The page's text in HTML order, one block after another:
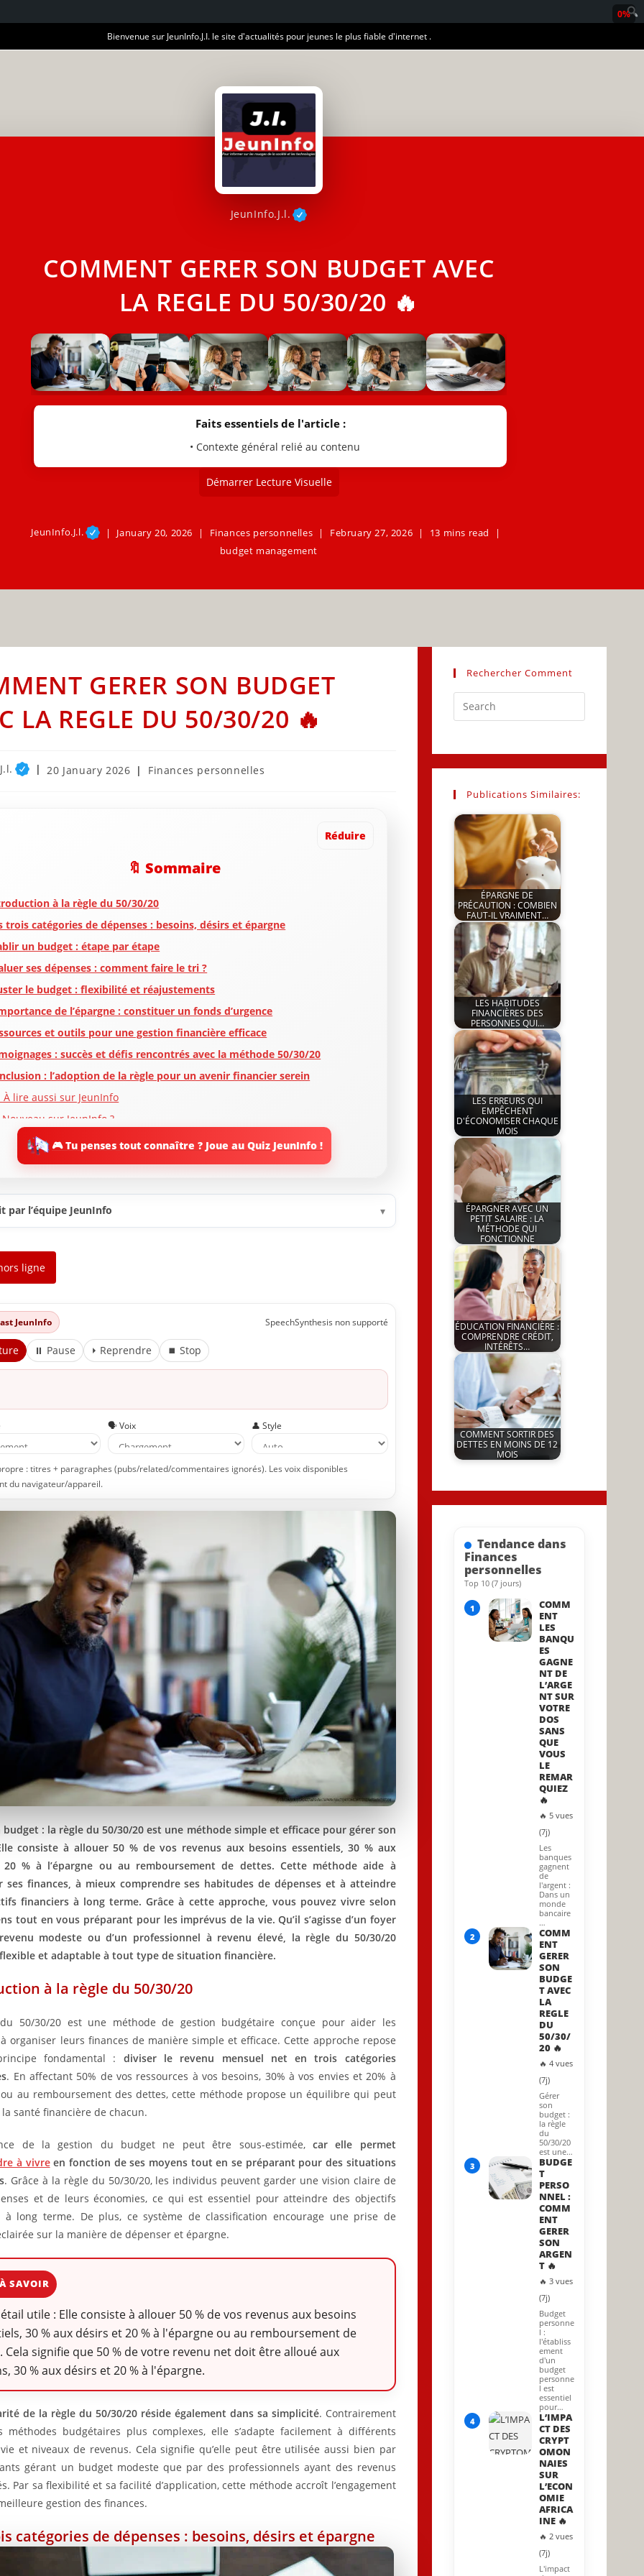
Bienvenue sur JeunInfo.J.I. le site d'actualités pour jeunes le plus fiable d'internet .
JeunInfo.J.l.
COMMENT GERER SON BUDGET AVEC
LA REGLE DU 50/30/20 🔥
Faits essentiels de l'article :
• Contexte général relié au contenu
Démarrer Lecture Visuelle
JeunInfo.J.l. January 20, 2026 Finances personnelles February 27, 2026
13 mins read
budget management
GERER SON BUDGET
LA REGLE DU 50/30/20 🔥
Post
20 January 2026
Post
Finances personnelles
Réduire
🔖 Sommaire
à la règle du 50/30/20
trois catégories de dépenses : besoins, désirs et épargne
un budget : étape par étape
ses dépenses : comment faire le tri ?
le budget : flexibilité et réajustements
de l’épargne : constituer un fonds d’urgence
et outils pour une gestion financière efficace
: succès et défis rencontrés avec la méthode 50/30/20
: l’adoption de la règle pour un avenir financier serein
À lire aussi sur JeunInfo
Nouveau sur JeunInfo ?
recommandés
l'amour
🎮 Tu penses tout connaître ? Joue au Quiz JeunInfo !
par l’équipe JeunInfo ▾
ligne
JeunInfo SpeechSynthesis non supporté
⏸ Pause ⏵ Reprendre ⏹ Stop
🗣️ Voix 👤 Style
: titres + paragraphes (pubs/related/commentaires ignorés). Les voix disponibles
du navigateur/appareil.
budget : la règle du 50/30/20 est une méthode simple et efficace pour gérer son
consiste à allouer 50 % de vos revenus aux besoins essentiels, 30 % aux
% à l’épargne ou au remboursement de dettes. Cette méthode aide à
ses finances, à mieux comprendre ses habitudes de dépenses et à atteindre
financiers à long terme. Grâce à cette approche, vous pouvez vivre selon
tout en vous préparant pour les imprévus de la vie. Qu’il s’agisse d’un foyer
modeste ou d’un professionnel à revenu élevé, la règle du 50/30/20
et adaptable à tout type de situation financière.
à la règle du 50/30/20
50/30/20 est une méthode de gestion budgétaire conçue pour aider les
organiser leurs finances de manière simple et efficace. Cette approche repose
fondamental : diviser le revenu mensuel net en trois catégories
. En affectant 50% de vos ressources à vos besoins, 30% à vos envies et 20% à
ou au remboursement des dettes, cette méthode propose un équilibre qui peut
santé financière de chacun.
de la gestion du budget ne peut être sous-estimée,car elle permet
à vivreen fonction de ses moyens tout en se préparant pour des situations
. Grâce à la règle du 50/30/20, les individus peuvent garder une vision claire de
et de leurs économies, ce qui est essentiel pour atteindre des objectifs
à long terme. De plus, ce système de classification encourage une prise de
sur la manière de dépenser et épargne.
SAVOIR
utile : Elle consiste à allouer 50 % de vos revenus aux besoins
30 % aux désirs et 20 % à l'épargne ou au remboursement de
Cela signifie que 50 % de votre revenu net doit être alloué aux
30 % aux désirs et 20 % à l'épargne.
de la règle du 50/30/20 réside également dans sa simplicité. Contrairement
méthodes budgétaires plus complexes, elle s’adapte facilement à différents
et niveaux de revenus. Cela signifie qu’elle peut être utilisée aussi bien par
gérant un budget modeste que par des professionnels ayant des revenus
Par sa flexibilité et sa facilité d’application, cette méthode accroît l’engagement
gestion des finances.
catégories de dépenses : besoins, désirs et épargne
Rechercher Comment
Escape
close
the
Publications Similaires:
ÉPARGNE DE
PRÉCAUTION : COMBIEN
FAUT-IL VRAIMENT…
by
JeunInfo.J.l.
7 April 2026
LES HABITUDES
FINANCIÈRES DES
PERSONNES QUI…
by
JeunInfo.J.l.
16 March 2026
LES ERREURS QUI
EMPÊCHENT
D'ÉCONOMISER CHAQUE
MOIS
by
JeunInfo.J.l.
18 March 2026
ÉPARGNER AVEC UN
PETIT SALAIRE : LA
MÉTHODE QUI
FONCTIONNE
by
JeunInfo.J.l.
11 April 2026
ÉDUCATION FINANCIÈRE :
COMPRENDRE CRÉDIT,
INTÉRÊTS…
by
JeunInfo.J.l.
COMMENT SORTIR DES
DETTES EN MOINS DE 12
MOIS
11 April 2026
Tendance dans
Finances
personnelles
Top 10 (7 jours)
1
COMM
ENT
LES
BANQU
ES
GAGNE
NT DE
L’ARGE
NT SUR
VOTRE
DOS
SANS
QUE
VOUS
LE
REMAR
QUIEZ
🔥
🔥 5 vues
(7j)
Les
banques
gagnent
de
l'argent :
Dans un
monde
bancaire
…
2
COMM
ENT
GERER
SON
BUDGE
T AVEC
LA
REGLE
DU
50/30/
20 🔥
🔥 4 vues
(7j)
Gérer
son
budget :
la règle
du
50/30/20
est une…
3
BUDGE
T
PERSO
NNEL :
COMM
ENT
GERER
SON
ARGEN
T 🔥
🔥 3 vues
(7j)
Budget
personne
l :
l'établiss
ement
d'un
budget
personne
l est
essentiel
pour…
4
L’IMPA
CT DES
CRYPT
OMON
NAIES
SUR
L’ECON
OMIE
AFRICA
INE 🔥
🔥 2 vues
(7j)
L'impact
0%